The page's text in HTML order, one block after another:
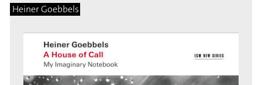
Heiner Goebbels